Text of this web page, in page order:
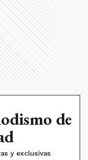
de
y exclusivas